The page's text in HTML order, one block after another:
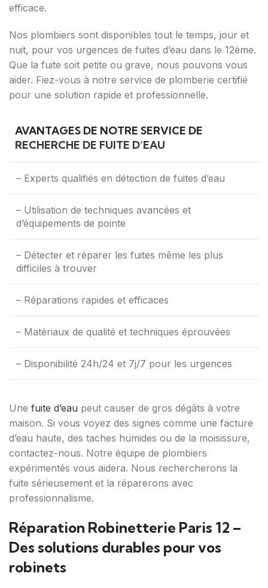
efficace.
Nos plombiers sont disponibles tout le temps, jour et
nuit, pour vos urgences de fuites d’eau dans le 12ème.
Que la fuite soit petite ou grave, nous pouvons vous
aider. Fiez-vous à notre service de plomberie certifié
pour une solution rapide et professionnelle.
AVANTAGES DE NOTRE SERVICE DE
RECHERCHE DE FUITE D’EAU
– Experts qualifiés en détection de fuites d’eau
– Utilisation de techniques avancées et
d’équipements de pointe
– Détecter et réparer les fuites même les plus
difficiles à trouver
– Réparations rapides et efficaces
– Matériaux de qualité et techniques éprouvées
– Disponibilité 24h/24 et 7j/7 pour les urgences
Une fuite d’eau peut causer de gros dégâts à votre
maison. Si vous voyez des signes comme une facture
d’eau haute, des taches humides ou de la moisissure,
contactez-nous. Notre équipe de plombiers
expérimentés vous aidera. Nous rechercherons la
fuite sérieusement et la réparerons avec
professionnalisme.
Réparation Robinetterie Paris 12 –
Des solutions durables pour vos
robinets